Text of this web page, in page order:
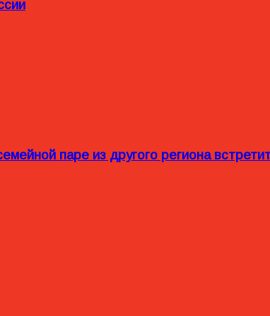
паре из другого региона